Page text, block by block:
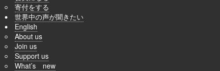
寄付をする
世界中の声が聞きたい
English
About us
Join us
Support us
What’s new